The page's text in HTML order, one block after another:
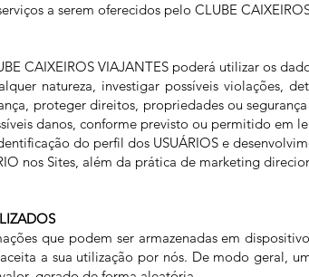
a serem oferecidos pelo CLUBE
CAIXEIROS VIAJANTES poderá utilizar os
natureza, investigar possíveis violações,
proteger direitos, propriedades ou
danos, conforme previsto ou permitido em
do perfil dos USUÁRIOS e
nos Sites, além da prática de marketing
que podem ser armazenadas em
aceita a sua utilização por nós. De modo geral,